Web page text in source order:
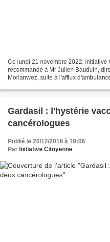
Ce lundi 21 novembre 2022, Initiative
recommandé à Mr Julien Bauduin,
Morlanwez, suite à l'afflux
Gardasil : l'hystérie
cancérologues
Publié le 20/12/2018 à 19:06
Par Initiative Citoyenne